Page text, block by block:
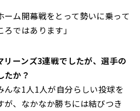
ーム開幕戦をとって勢いに乗って
ではあります」
リーンズ3連戦でしたが、選手の
たか？
んな1人1人が自分らしい投球を
が、なかなか勝ちには結びつき